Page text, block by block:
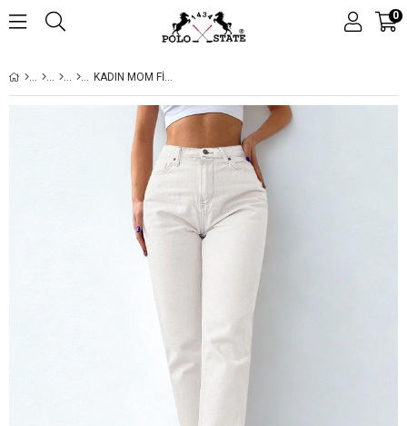
0
KADIN MOM FIT JEANS KOT PANTOLON BEYAZ